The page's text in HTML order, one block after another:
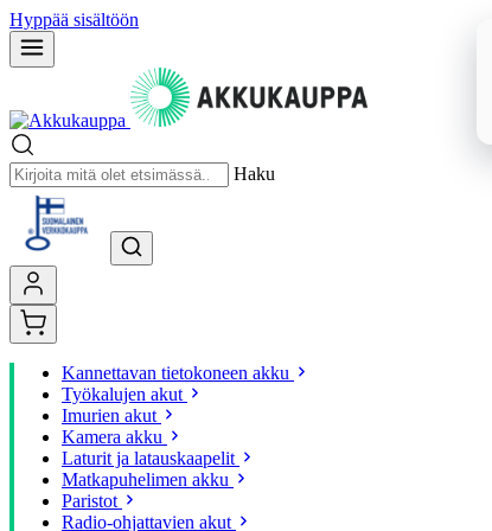
Hyppää sisältöön
Haku
Kannettavan tietokoneen akku
Työkalujen akut
Imurien akut
Kamera akku
Laturit ja latauskaapelit
Matkapuhelimen akku
Paristot
Radio-ohjattavien akut